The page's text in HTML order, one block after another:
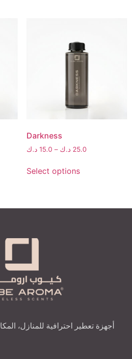
Darkness
15.0 د.ك – 25.0 د.ك
Select options
أجهزة تعطير احترافية للمنازل،